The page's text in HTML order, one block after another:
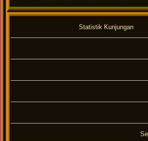
Statistik Kunjungan